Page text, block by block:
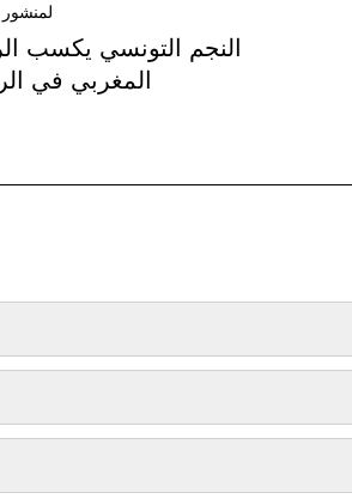
لمنشور
لمنشور
النجم التونسي يكسب
المغربي في